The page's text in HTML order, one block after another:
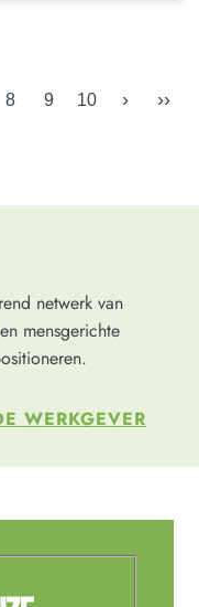
8 9 10 › ››
netwerk van
mensgerichte
WERKGEVER